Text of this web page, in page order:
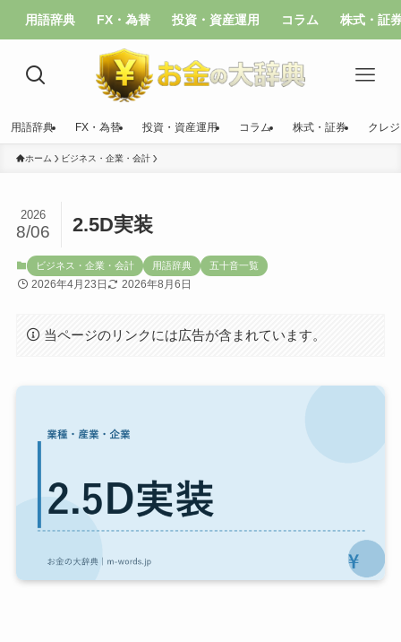
用語辞典 FX・為替 投資・資産運用 コラム 株式・証
用語辞典 FX・為替 投資・資産運用 コラム 株式・証券 クレ
ホーム ビジネス・企業・会計
2.5D実装
2026
8/06
ビジネス・企業・会計 用語辞典 五十音一覧
2026年4月23日 2026年8月6日
当ページのリンクには広告が含まれています。